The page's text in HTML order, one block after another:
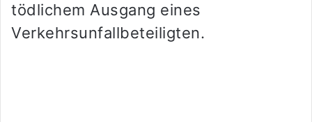
tödlichem Ausgang eines
Verkehrsunfallbeteiligten.